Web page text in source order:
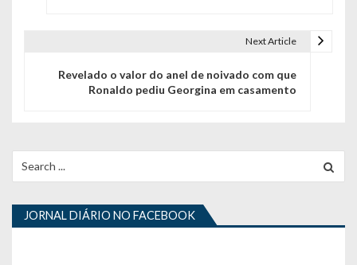
o
d
e
Next Article
Revelado o valor do anel de noivado com que
Ronaldo pediu Georgina em casamento
for:
JORNAL DIÁRIO NO FACEBOOK